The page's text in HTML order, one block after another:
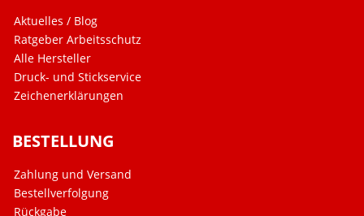
Aktuelles / Blog
Ratgeber Arbeitsschutz
Alle Hersteller
Druck- und Stickservice
Zeichenerklärungen
BESTELLUNG
Zahlung und Versand
Bestellverfolgung
Rückgabe